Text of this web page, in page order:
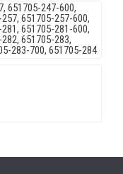
651705-247-600,
651705-257-600,
651705-281-600,
651705-283,
283-700, 651705-284